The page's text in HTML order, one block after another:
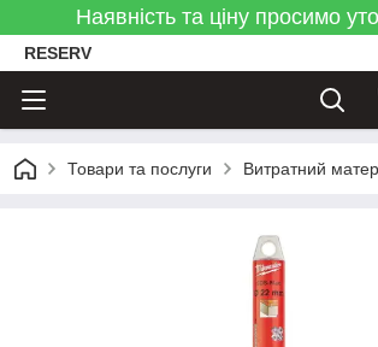
Наявність та ціну просимо
RESERV
Товари та послуги Витратний